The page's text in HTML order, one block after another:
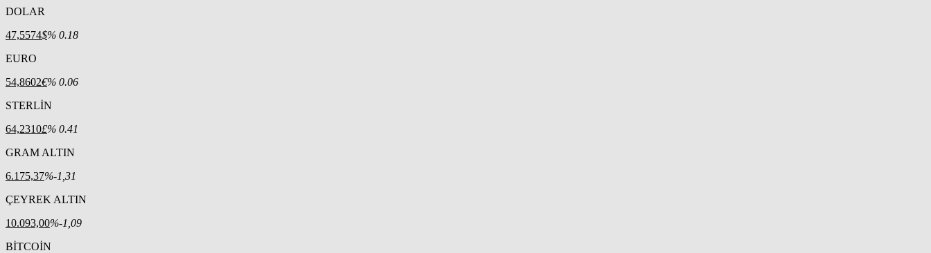
DOLAR
47,5574$% 0.18
EURO
54,8602€% 0.06
STERLİN
64,2310£% 0.41
GRAM ALTIN
6.175,37%-1,31
ÇEYREK ALTIN
10.093,00%-1,09
BİTCOİN